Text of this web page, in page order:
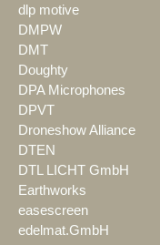
dlp motive
DMPW
DMT
Doughty
DPA Microphones
DPVT
Droneshow Alliance
DTEN
DTL LICHT GmbH
Earthworks
easescreen
edelmat.GmbH